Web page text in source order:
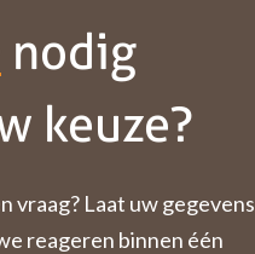
nodig
keuze?
vraag? Laat uw gegevens
reageren binnen één